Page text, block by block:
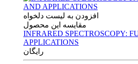
افزودن به لیست دلخواه
مقایسه این محصول
INFRARED SPECTROSCOPY:
APPLICATIONS
رایگان